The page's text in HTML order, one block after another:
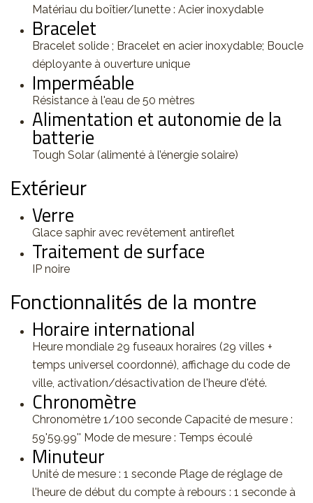
Matériau du boîtier/lunette : Acier inoxydable
Bracelet
Bracelet solide ; Bracelet en acier inoxydable; Boucle
déployante à ouverture unique
Imperméable
Résistance à l'eau de 50 mètres
Alimentation et autonomie de la
batterie
Tough Solar (alimenté à l’énergie solaire)
Extérieur
Verre
Glace saphir avec revêtement antireflet
Traitement de surface
IP noire
Fonctionnalités de la montre
Horaire international
Heure mondiale 29 fuseaux horaires (29 villes +
temps universel coordonné), affichage du code de
ville, activation/désactivation de l'heure d'été.
Chronomètre
Chronomètre 1/100 seconde Capacité de mesure :
59'59.99'' Mode de mesure : Temps écoulé
Minuteur
Unité de mesure : 1 seconde Plage de réglage de
l'heure de début du compte à rebours : 1 seconde à